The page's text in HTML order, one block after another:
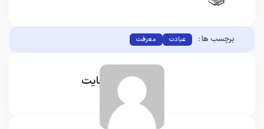
برچسب ها : عبادت معرفت
مدیر سایت